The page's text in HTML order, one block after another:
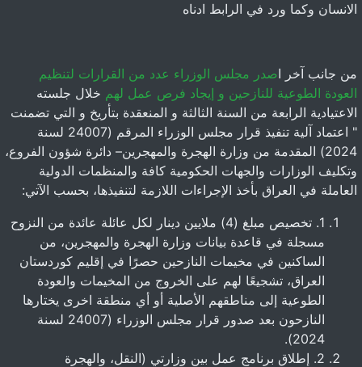
الانسان وكما ورد في الرابط ادناه
من جانب آخر اصدر مجلس الوزراء عدد من القرارات لتنظيم
العودة الطوعية للنازحين و إيجاد فرص عمل لهم خلال جلسته
الاعتيادية الرابعة من السنة الثالثة و المنعقدة بتأريخ و التي تضمنت
" اعتماد آلية تنفيذ قرار مجلس الوزراء المرقم (24007 لسنة
2024) المقدمة من وزارة الهجرة والمهجرين– دائرة شؤون الفروع،
وتكليف الوزارات والجهات الحكومية كافة والمنظمات الدولية
العاملة في العراق بأخذ الإجراءات اللازمة لتنفيذها، بحسب الآتي:
1. تخصيص مبلغ (4) ملايين دينار لكل عائلة عائدة من النزوح
مسجلة في قاعدة بيانات وزارة الهجرة والمهجرين، من
الساكنين في مخيمات النازحين حصرًا في إقليم كوردستان
العراق، تشجيعًا لهم على الخروج من المخيمات والعودة
الطوعية إلى مناطقهم الأصلية أو أي منطقة اخرى يختارها
النازحون بعد صدور قرار مجلس الوزراء (24007 لسنة
2024).
2. إطلاق برنامج عمل بين وزارتي (النقل، والهجرة